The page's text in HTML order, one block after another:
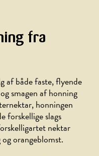
fra
af både faste, flyende
smagen af honning
honningen
forskellige slags
nektar
orangeblomst.